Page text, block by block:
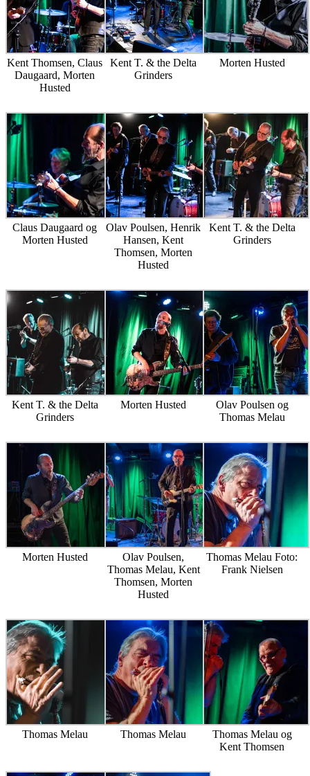
Kent Thomsen, Claus
Daugaard, Morten
Husted
Kent T. & the Delta
Grinders
Morten Husted
Claus Daugaard og
Morten Husted
Olav Poulsen, Henrik
Hansen, Kent
Thomsen, Morten
Husted
Kent T. & the Delta
Grinders
Kent T. & the Delta
Grinders
Morten Husted
Olav Poulsen og
Thomas Melau
Morten Husted
Olav Poulsen,
Thomas Melau, Kent
Thomsen, Morten
Husted
Thomas Melau Foto:
Frank Nielsen
Thomas Melau Thomas Melau
Thomas Melau og
Kent Thomsen